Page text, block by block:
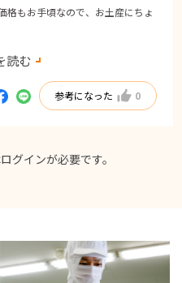
格もお手頃なので、お土産にちょ
ゃいました。
読む
参考になった 0
ログインが必要です。